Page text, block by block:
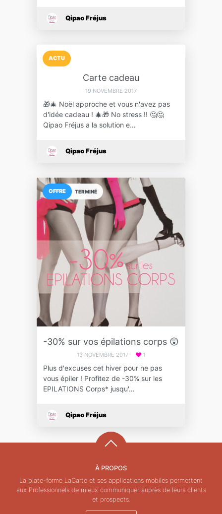
Qipao Fréjus
ACTU
Carte cadeau
19 NOVEMBRE 2017
🎁🎄 Noël approche et vous n'avez pas
d'idée cadeau ! 🎄🎁 No stress !! 🤔🤔
Qipao Fréjus a la solution e…
Qipao Fréjus
TERMINÉ
OFFRE
-30% sur vos épilations corps 😲
13 NOVEMBRE 2017 1
Plus d'excuses cet hiver pour ne pas
vous épiler ! Profitez de -30% sur les
EPILATIONS Corps* jusqu'…
Qipao Fréjus
À PROPOS
La plate-forme LaCarte et ses applications mobiles permettent
aux Professionnels de mieux communiquer auprès de leurs clients
et prospects.